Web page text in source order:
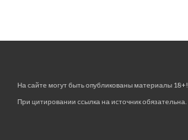
На сайте могут быть опубликованы материалы 18+!
При цитировании ссылка на источник обязательна.